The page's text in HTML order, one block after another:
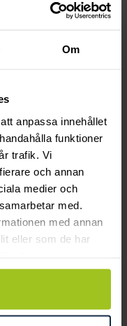
Om
anpassa innehållet
funktioner
trafik. Vi
och annan
medier och
med.
med annan
eller som de har
Bokar du